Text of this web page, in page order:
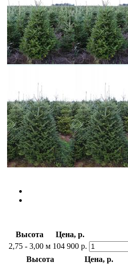
Высота Цена, р.
2,75 - 3,00 м 104 900 р.
Высота
Цена, р.